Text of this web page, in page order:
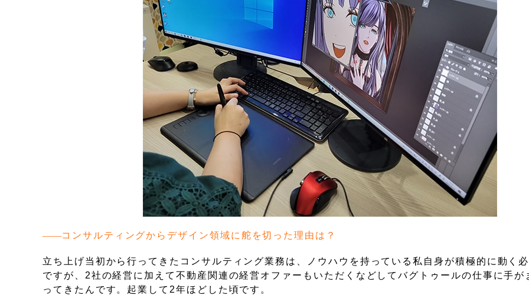
コンサルティングからデザイン領域に舵を切った理由は？
立ち上げ当初から行ってきたコンサルティング業務は、ノウハウを持っている私自身が積極的に動く
ですが、2社の経営に加えて不動産関連の経営オファーもいただくなどしてバグトゥールの仕事に手が
ってきたんです。起業して2年ほどした頃です。